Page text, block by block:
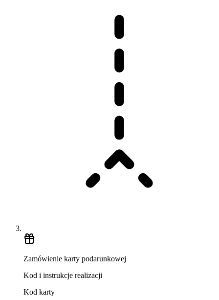
Zamówienie karty podarunkowej
Kod i instrukcje realizacji
Kod karty